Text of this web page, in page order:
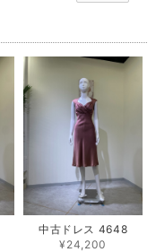
中古ドレス 4648
¥24,200